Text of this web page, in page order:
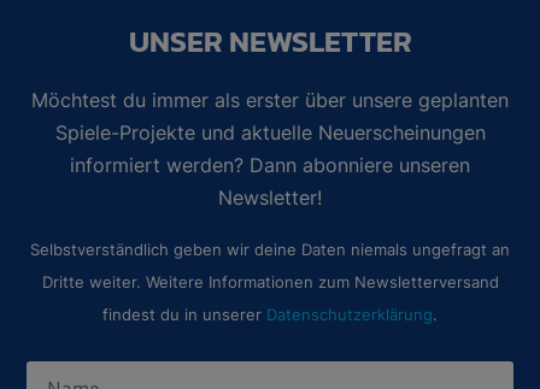
UNSER NEWSLETTER
Möchtest du immer als erster über unsere geplanten
Spiele-Projekte und aktuelle Neuerscheinungen
informiert werden? Dann abonniere unseren
Newsletter!
Selbstverständlich geben wir deine Daten niemals ungefragt an
Dritte weiter. Weitere Informationen zum Newsletterversand
findest du in unserer Datenschutzerklärung.